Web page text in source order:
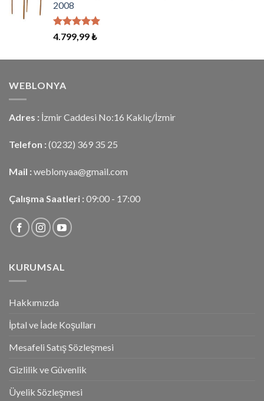
2008
5 üzerinden
oy
4.799,99₺
WEBLONYA
Adres : İzmir Caddesi No:16 Kaklıç/İzmir
Telefon : (0232) 369 35 25
Mail : weblonyaa@gmail.com
Çalışma Saatleri : 09:00 - 17:00
KURUMSAL
Hakkımızda
İptal ve İade Koşulları
Mesafeli Satış Sözleşmesi
Gizlilik ve Güvenlik
Üyelik Sözleşmesi